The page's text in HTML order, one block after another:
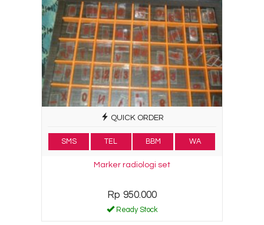
QUICK ORDER
SMS TEL BBM WA
Marker radiologi set
Rp 950.000
Ready Stock